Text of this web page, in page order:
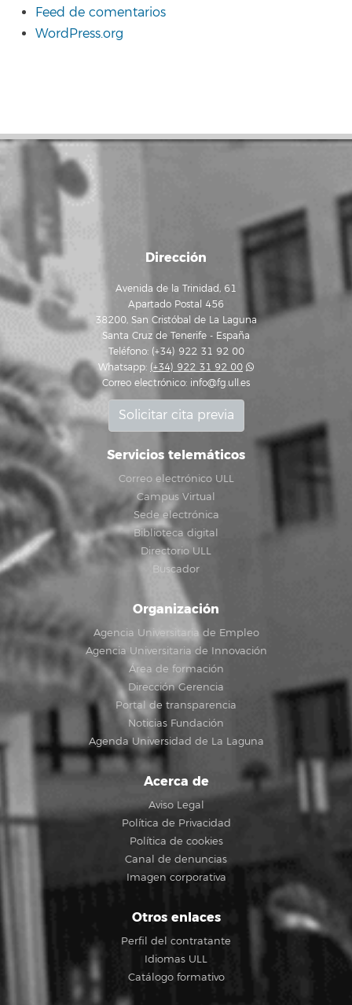
Feed de comentarios
WordPress.org
Dirección
Avenida de la Trinidad, 61
Apartado Postal 456
38200, San Cristóbal de La Laguna
Santa Cruz de Tenerife - España
Teléfono: (+34) 922 31 92 00
Whatsapp: (+34) 922 31 92 00
Correo electrónico: info@fg.ull.es
Solicitar cita previa
Servicios telemáticos
Correo electrónico ULL
Campus Virtual
Sede electrónica
Biblioteca digital
Directorio ULL
Buscador
Organización
Agencia Universitaria de Empleo
Agencia Universitaria de Innovación
Área de formación
Dirección Gerencia
Portal de transparencia
Noticias Fundación
Agenda Universidad de La Laguna
Acerca de
Aviso Legal
Política de Privacidad
Política de cookies
Canal de denuncias
Imagen corporativa
Otros enlaces
Perfil del contratante
Idiomas ULL
Catálogo formativo